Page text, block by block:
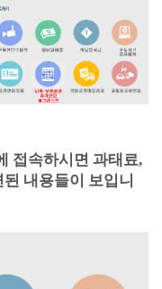
접속하시면 과태료,
내용들이 보입니